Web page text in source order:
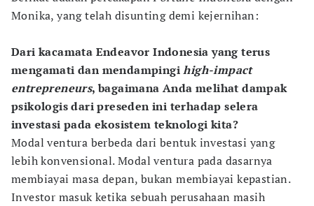
Monika, yang telah disunting demi kejernihan:
Dari kacamata Endeavor Indonesia yang terus
mengamati dan mendampingihigh-impact
entrepreneurs, bagaimana Anda melihat dampak
psikologis dari preseden ini terhadap selera
investasi pada ekosistem teknologi kita?
Modal ventura berbeda dari bentuk investasi yang
lebih konvensional. Modal ventura pada dasarnya
membiayai masa depan, bukan membiayai kepastian.
Investor masuk ketika sebuah perusahaan masih